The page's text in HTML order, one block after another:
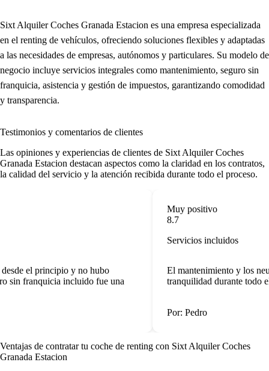
Sixt Alquiler Coches Granada Estacion es una empresa especializada
en el renting de vehículos, ofreciendo soluciones flexibles y adaptadas
a las necesidades de empresas, autónomos y particulares. Su modelo de
negocio incluye servicios integrales como mantenimiento, seguro sin
franquicia, asistencia y gestión de impuestos, garantizando comodidad
y transparencia.
Testimonios y comentarios de clientes
Las opiniones y experiencias de clientes de Sixt Alquiler Coches
Granada Estacion destacan aspectos como la claridad en los contratos,
la calidad del servicio y la atención recibida durante todo el proceso.
el principio y no hubo
sin franquicia incluido fue una
Muy positivo
8.7
Servicios incluidos
El mantenimiento y los
tranquilidad durante todo
Por: Pedro
Ventajas de contratar tu coche de renting con Sixt Alquiler Coches
Granada Estacion